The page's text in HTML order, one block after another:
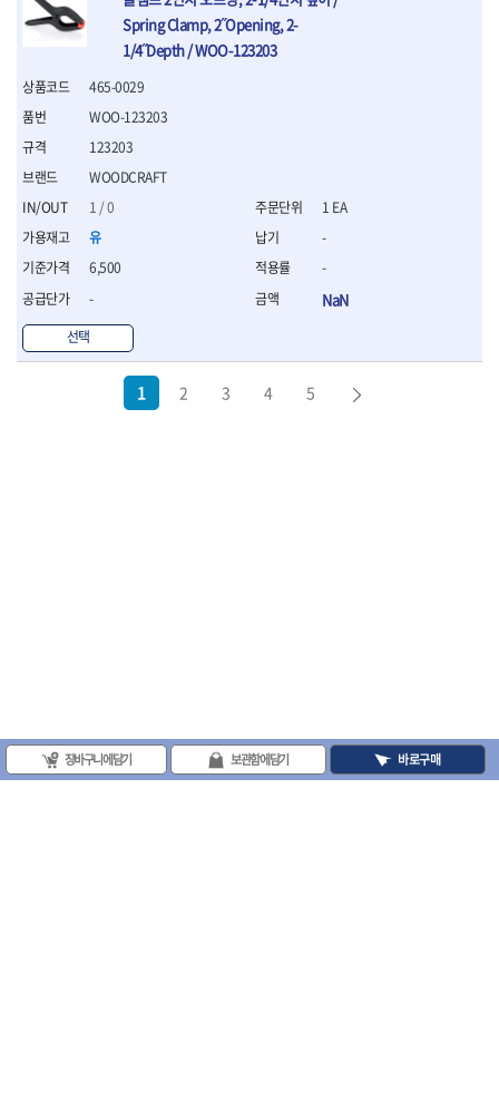
Spring Clamp, 2˝Opening, 2-
1/4˝Depth / WOO-123203
465-0029
WOODCRAFT
1 / 0
유
6,500
-
선택
WOO-123203
123203
1 EA
-
-
NaN
1 2 3 4 5
장바구니에 담기 보관함에 담기 바로구매